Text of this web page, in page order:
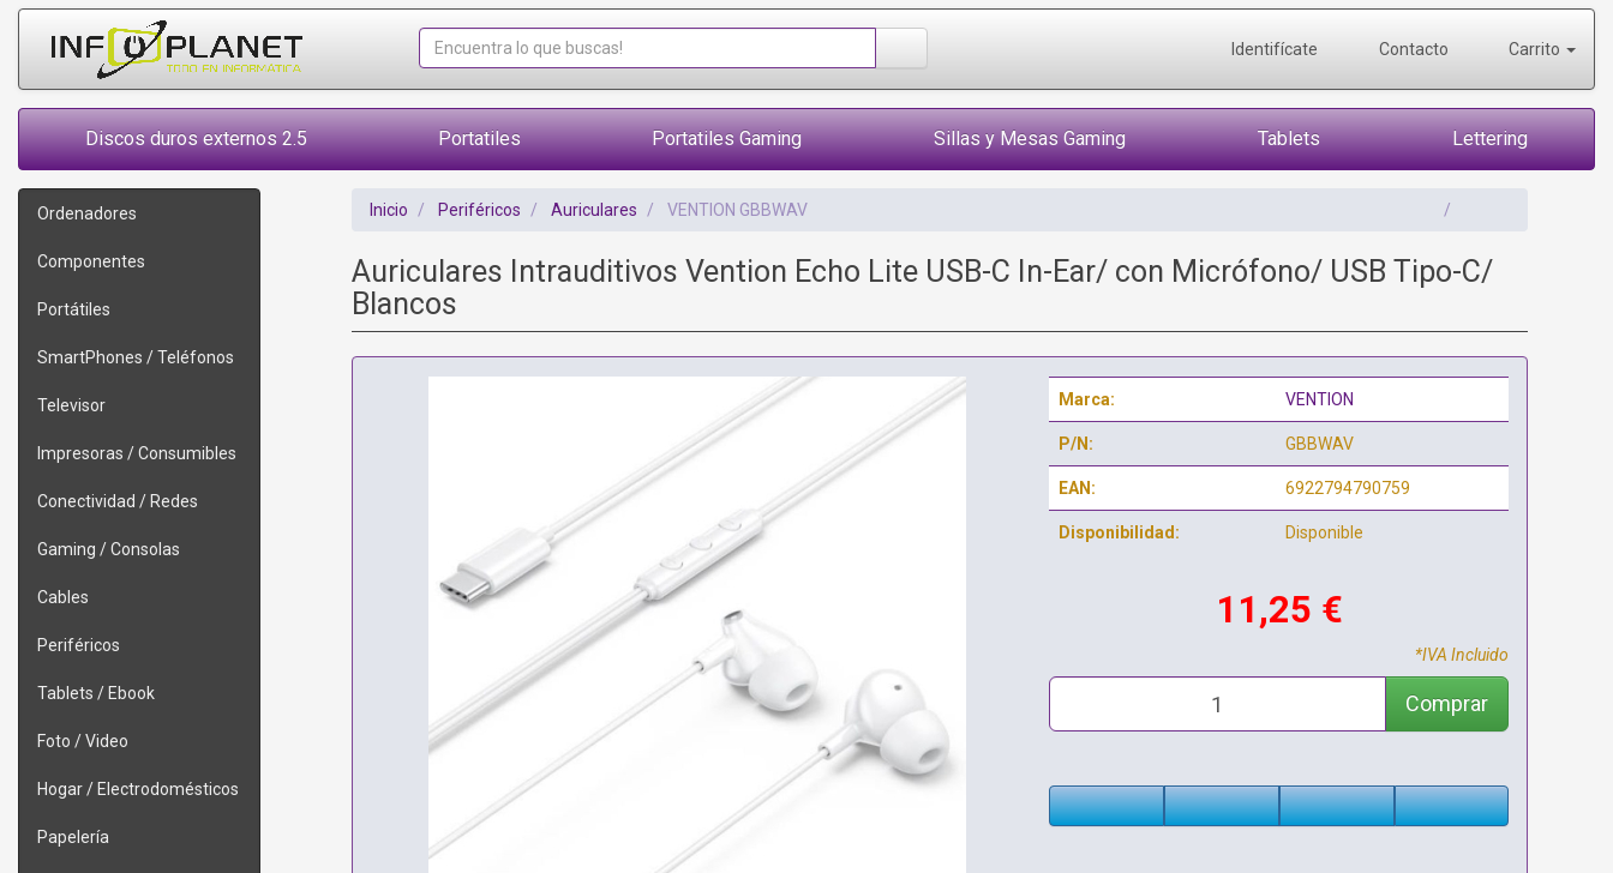
Identifícate Contacto Carrito
Discos duros externos 2.5 Portatiles Portatiles Gaming Sillas y Mesas Gaming Tablets Lettering
Ordenadores
Componentes
Portátiles
SmartPhones / Teléfonos
Televisor
Impresoras / Consumibles
Conectividad / Redes
Gaming / Consolas
Cables
Periféricos
Tablets / Ebook
Foto / Video
Hogar / Electrodomésticos
Papelería
Inicio Periféricos Auriculares VENTION GBBWAV
Auriculares Intrauditivos Vention Echo Lite USB-C In-Ear/ con Micrófono/ USB Tipo-C/
Blancos
Marca: VENTION
P/N: GBBWAV
EAN: 6922794790759
Disponibilidad: Disponible
11,25 €
*IVA Incluido
Comprar